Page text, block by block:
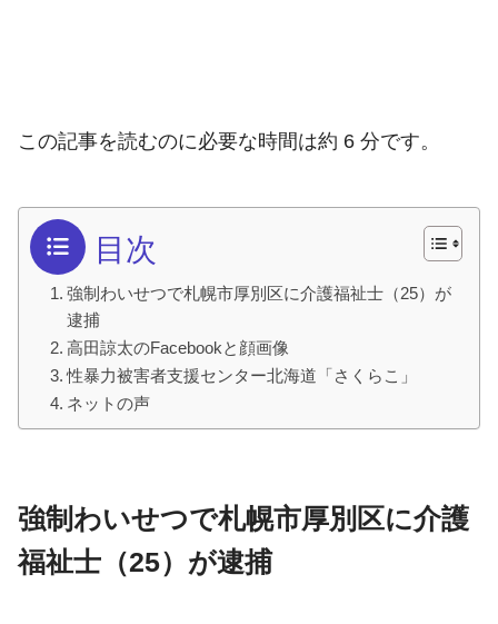
この記事を読むのに必要な時間は約 6 分です。
目次
強制わいせつで札幌市厚別区に介護福祉士（25）が
逮捕
高田諒太のFacebookと顔画像
性暴力被害者支援センター北海道「さくらこ」
ネットの声
強制わいせつで札幌市厚別区に介護
福祉士（25）が逮捕